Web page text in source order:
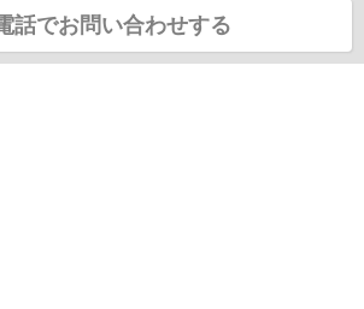
話でお問い合わせする